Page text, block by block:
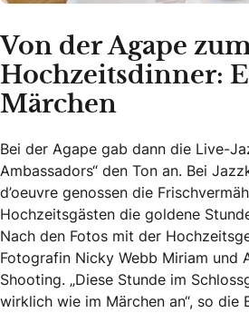
Von der Agape
Hochzeitsdinner:
Märchen
Bei der Agape gab dann die Live-
Ambassadors“ den Ton an. Bei
d’oeuvre genossen die
Hochzeitsgästen die goldene
Nach den Fotos mit der
Fotografin Nicky Webb Miriam und
Shooting. „Diese Stunde im
wirklich wie im Märchen an“, so die